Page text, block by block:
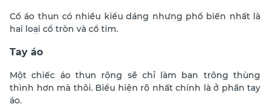
Cổ áo thun có nhiều kiểu dáng nhưng phổ biến nhất là
hai loại cổ tròn và cổ tim.
Tay áo
Một chiếc áo thun rộng sẽ chỉ làm bạn trông thùng
thình hơn mà thôi. Biểu hiện rõ nhất chính là ở phần tay
áo.